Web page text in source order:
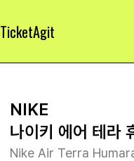
TicketAgit
NIKE
나이키 에어 테라
Nike Air Terra